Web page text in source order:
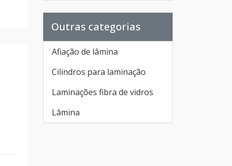
Outras categorias
Afiação de lâmina
Cilindros para laminação
Laminações fibra de vidros
Lâmina